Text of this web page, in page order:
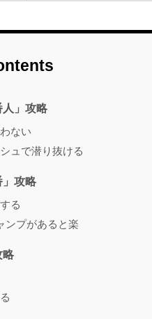
人」攻略
ない
ュで潜り抜ける
」攻略
る
ンプがあると楽
略